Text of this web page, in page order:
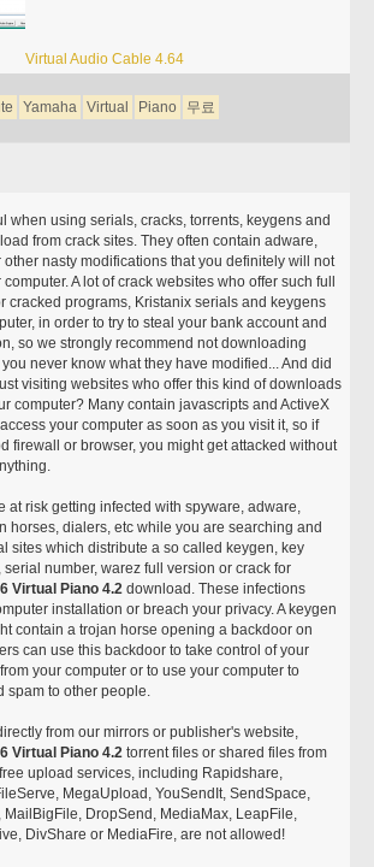
Virtual Audio Cable 4.64
Yamaha Virtual Piano 무료
when using serials, cracks, torrents, keygens and
from crack sites. They often contain adware,
nasty modifications that you definitely will not
A lot of crack websites who offer such full
cracked programs, Kristanix serials and keygens
in order to try to steal your bank account and
so we strongly recommend not downloading
never know what they have modified... And did
visiting websites who offer this kind of downloads
computer? Many contain javascripts and ActiveX
your computer as soon as you visit it, so if
firewall or browser, you might get attacked without
at risk getting infected with spyware, adware,
horses, dialers, etc while you are searching and
sites which distribute a so called keygen, key
serial number, warez full version or crack for
Virtual Piano 4.2 download. These infections
installation or breach your privacy. A keygen
contain a trojan horse opening a backdoor on
can use this backdoor to take control of your
your computer or to use your computer to
spam to other people.
from our mirrors or publisher's website,
Virtual Piano 4.2 torrent files or shared files from
upload services, including Rapidshare,
MegaUpload, YouSendIt, SendSpace,
MailBigFile, DropSend, MediaMax, LeapFile,
DivShare or MediaFire, are not allowed!